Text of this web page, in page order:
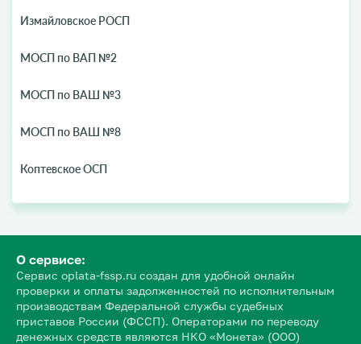
Измайловское РОСП
МОСП по ВАП №2
МОСП по ВАШ №3
МОСП по ВАШ №8
Коптевское ОСП
О сервисе:
Сервис oplata-fssp.ru создан для удобной онлайн
проверки и оплаты задолженностей по исполнительным
производствам Федеральной службы судебных
приставов России (ФССП). Операторами по переводу
денежных средств являются НКО «Монета» (ООО)